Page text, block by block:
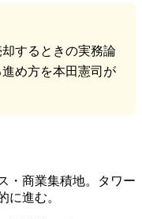
するときの実務論
め方を本田憲司が
・商業集積地。タワー
に進む。